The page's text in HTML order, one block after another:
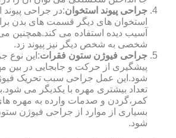
جراحی پیوند استخوان:در جراحی پیوند
استخوان های دیگر قسمت های بدن
آسیب دیده استفاده می کند.همچنین می
شخصی به شخص دیگر نیز پیوند زد.
جراحی فیوژن ستون فقرات:این نوع
پیشگیری از حرکت و جابجایی در بین
شود.این عمل جراحی سبب تحریک
تعداد بیشتری مهره با یکدیگر می
کمر،گردن و صدمات وارده به مهره
بسیاری از موارد از جراحی فیوژن
شود.